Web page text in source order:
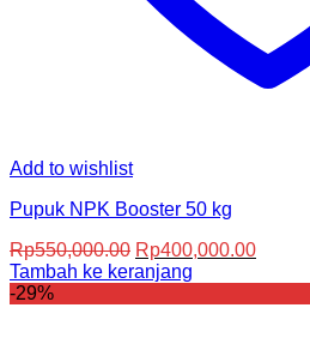
Add to wishlist
Pupuk NPK Booster 50 kg
Rp550,000.00 Harga
aslinya
Rp400,000.00Harga
Tambah ke keranjang
-29%